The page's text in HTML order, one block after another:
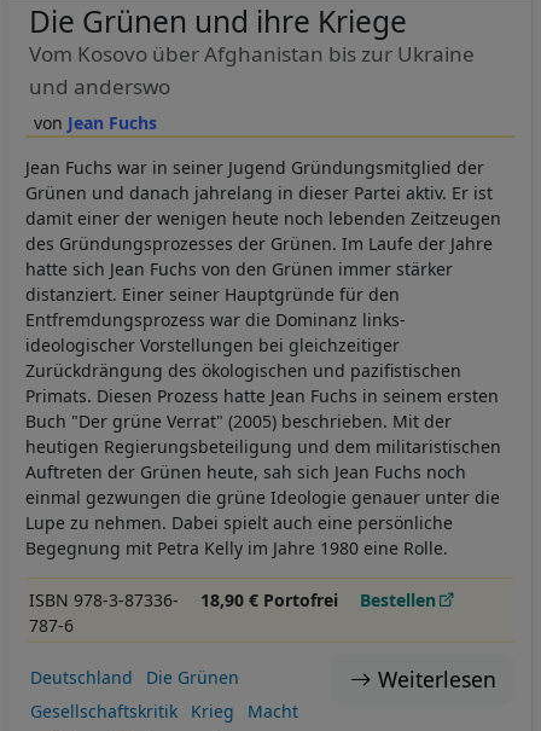
Jean Fuchs
Die Grünen und ihre Kriege
Vom Kosovo über Afghanistan bis zur Ukraine
und anderswo
Jean Fuchs war in seiner Jugend Gründungsmitglied der
Grünen und danach jahrelang in dieser Partei aktiv. Er ist
damit einer der wenigen heute noch lebenden Zeitzeugen
des Gründungsprozesses der Grünen. Im Laufe der Jahre
hatte sich Jean Fuchs von den Grünen immer stärker
distanziert. Einer seiner Hauptgründe für den
Entfremdungsprozess war die Dominanz links-
ideologischer Vorstellungen bei gleichzeitiger
Zurückdrängung des ökologischen und pazifistischen
Primats. Diesen Prozess hatte Jean Fuchs in seinem ersten
Buch "Der grüne Verrat" (2005) beschrieben. Mit der
heutigen Regierungsbeteiligung und dem militaristischen
Auftreten der Grünen heute, sah sich Jean Fuchs noch
einmal gezwungen die grüne Ideologie genauer unter die
Lupe zu nehmen. Dabei spielt auch eine persönliche
Begegnung mit Petra Kelly im Jahre 1980 eine Rolle.
ISBN 978-3-87336-
787-6
18,90 € Portofrei Bestellen
Weiterlesen
Deutschland
Die Grünen
Gesellschaftskritik
Krieg
Macht